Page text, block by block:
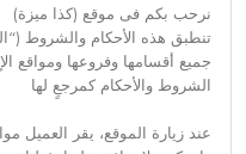
نرحب بكم فى موقع (كذا ميزة)
تنطبق هذه الأحكام والشروط
جميع أقسامها وفروعها ومواقع
الشروط والأحكام كمرجعٍ لها
عند زيارة الموقع، يقر العميل